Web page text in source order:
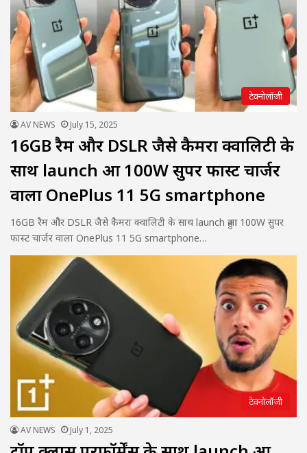
टेक्नोलॉजी
AV NEWS July 15, 2025
16GB रैम और DSLR जैसे कैमरा क्वालिटी के
साथ launch हुआ 100W सुपर फास्ट चार्जर
वाला OnePlus 11 5G smartphone
16GB रैम और DSLR जैसे कैमरा क्वालिटी के साथ launch हुआ 100W सुपर
फास्ट चार्जर वाला OnePlus 11 5G smartphone…
टेक्नोलॉजी
AV NEWS July 1, 2025